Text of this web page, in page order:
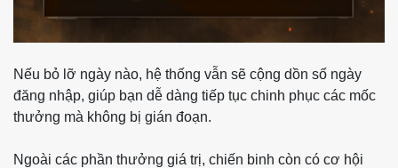
Nếu bỏ lỡ ngày nào, hệ thống vẫn sẽ cộng dồn số ngày
đăng nhập, giúp bạn dễ dàng tiếp tục chinh phục các mốc
thưởng mà không bị gián đoạn.
Ngoài các phần thưởng giá trị, chiến binh còn có cơ hội